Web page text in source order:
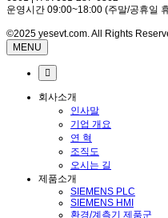
운영시간 09:00~18:00 (주말/공휴일
©2025 yesevt.com. All Rights
MENU
회사소개
인사말
기업 개요
연 혁
조직도
오시는 길
제품소개
SIEMENS PLC
SIEMENS HMI
환경/계측기 제품군